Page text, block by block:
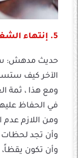
5. إنتهاء الشغف
حديث مدهش:
الآخر كيف
ومع هذا ، ثمة
في الحفاظ
ومن اللازم
وأن تجد
وأن تكون